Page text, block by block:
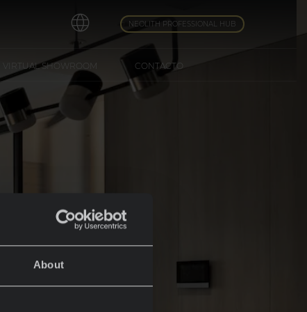
About
NEOLITH PROFESSIONAL HUB
VIRTUAL SHOWROOM CONTACTO